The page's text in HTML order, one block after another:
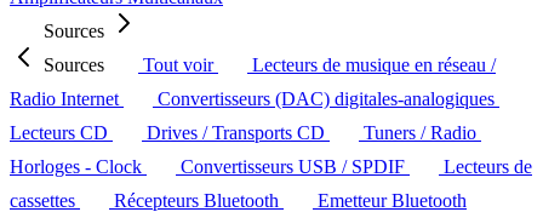
Sources
Sources
Tout voir
Lecteurs de musique en réseau /
Radio Internet
Convertisseurs (DAC) digitales-analogiques
Lecteurs CD
Drives / Transports CD
Tuners / Radio
Horloges - Clock
Convertisseurs USB / SPDIF
Lecteurs de
cassettes
Récepteurs Bluetooth
Emetteur Bluetooth